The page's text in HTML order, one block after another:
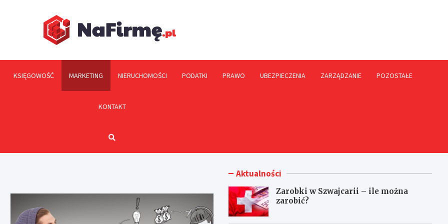
KSIĘGOWOŚĆ MARKETING NIERUCHOMOŚCI PODATKI PRAWO UBEZPIECZENIA ZARZĄDZANIE POZOSTAŁE
KONTAKT
Aktualności
Zarobki w Szwajcarii – ile można
zarobić?